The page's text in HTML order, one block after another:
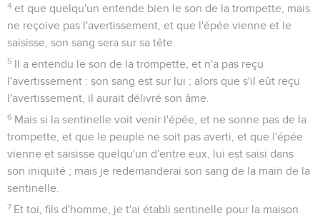
4 et que quelqu'un entende bien le son de la trompette, mais
ne reçoive pas l'avertissement, et que l'épée vienne et le
saisisse, son sang sera sur sa tête.
5 Il a entendu le son de la trompette, et n'a pas reçu
l'avertissement : son sang est sur lui ; alors que s'il eût reçu
l'avertissement, il aurait délivré son âme.
6 Mais si la sentinelle voit venir l'épée, et ne sonne pas de la
trompette, et que le peuple ne soit pas averti, et que l'épée
vienne et saisisse quelqu'un d'entre eux, lui est saisi dans
son iniquité ; mais je redemanderai son sang de la main de la
sentinelle.
7 Et toi, fils d'homme, je t'ai établi sentinelle pour la maison